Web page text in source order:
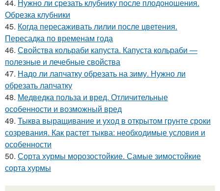
44. Нужно ли срезать клубнику после плодоношения.
Обрезка клубники
45. Когда пересаживать лилии после цветения.
Пересадка по временам года
46. Свойства кольраби капуста. Капуста кольраби —
полезные и лечебные свойства
47. Надо ли лапчатку обрезать на зиму. Нужно ли
обрезать лапчатку
48. Медведка польза и вред. Отличительные
особенности и возможный вред
49. Тыква выращивание и уход в открытом грунте сроки
созревания. Как растет тыква: необходимые условия и
особенности
50. Сорта хурмы морозостойкие. Самые зимостойкие
сорта хурмы